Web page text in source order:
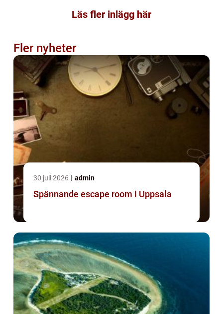
Läs fler inlägg här
Fler nyheter
30 juli 2026 admin
Spännande escape room i Uppsala